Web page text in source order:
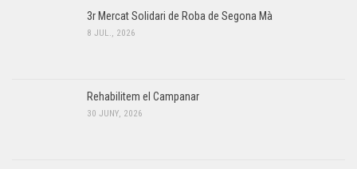
3r Mercat Solidari de Roba de Segona Mà
8 JUL., 2026
Rehabilitem el Campanar
30 JUNY, 2026